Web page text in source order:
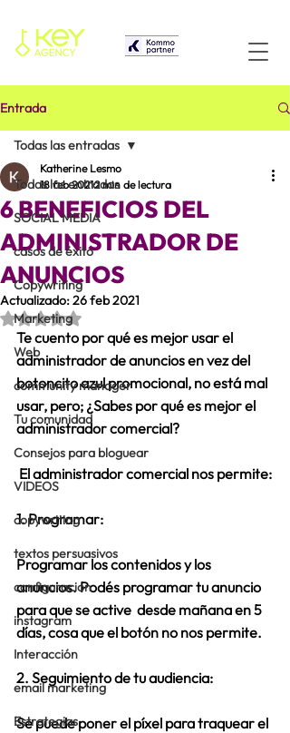
Entrada
Todas las entradas
SOCIAL MEDIA
casos de éxito
Copywriting
Marketing
Web
community manager
Tu comunidad
Consejos para bloguear
VIDEOS
copywriting
textos persuasivos
configuracion
instagram
Interacción
email marketing
Estrategias
Todas las entradas
6 BENEFICIOS DEL
ADMINISTRADOR DE
ANUNCIOS
Katherine Lesmo
18 feb 20212 min de lectura
Actualizado:26 feb 2021
Obtuvo NaN de 5 estrellas.
Te cuento por qué es mejor usar el
administrador de anuncios en vez del
botoncito azul promocional, no está mal
usar, pero; ¿Sabes por qué es mejor el
administrador comercial?
El administrador comercial nos permite:
1. Programar:
Programar los contenidos y los
anuncios. Podés programar tu anuncio
para que se active  desde mañana en 5
días, cosa que el botón no nos permite.
2. Seguimiento de tu audiencia:
Se puede poner el píxel para traquear el